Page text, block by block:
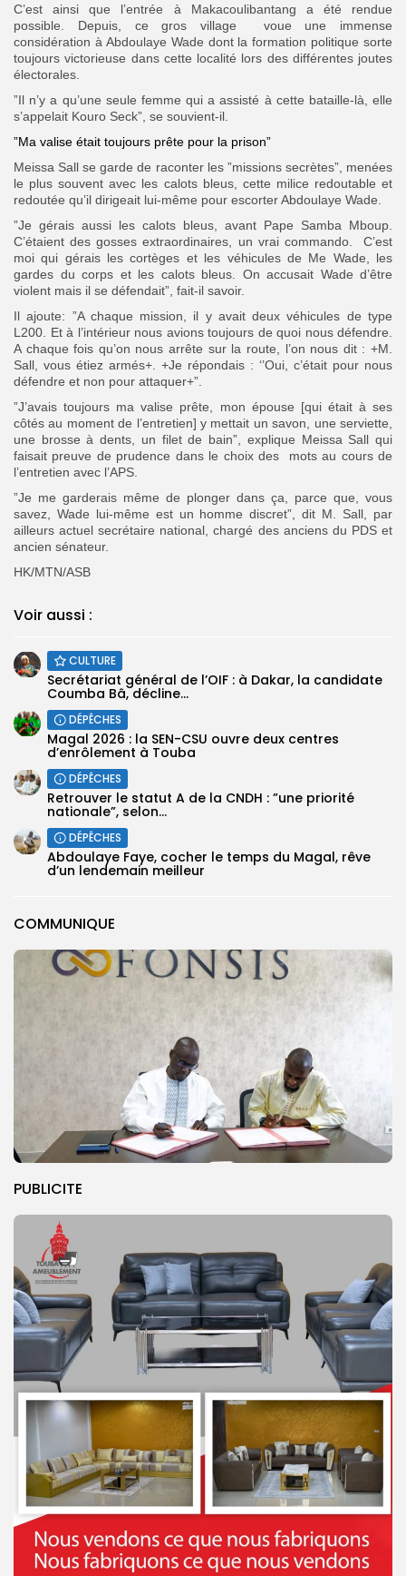
COMMUNIQUE
PUBLICITE
C’est ainsi que l’entrée à Makacoulibantang a été rendue
possible. Depuis, ce gros village voue une immense
considération à Abdoulaye Wade dont la formation politique sorte
toujours victorieuse dans cette localité lors des différentes joutes
électorales.
”Il n’y a qu’une seule femme qui a assisté à cette bataille-là, elle
s’appelait Kouro Seck”, se souvient-il.
”Ma valise était toujours prête pour la prison”
Meissa Sall se garde de raconter les ”missions secrètes”, menées
le plus souvent avec les calots bleus, cette milice redoutable et
redoutée qu’il dirigeait lui-même pour escorter Abdoulaye Wade.
”Je gérais aussi les calots bleus, avant Pape Samba Mboup.
C’étaient des gosses extraordinaires, un vrai commando. C’est
moi qui gérais les cortèges et les véhicules de Me Wade, les
gardes du corps et les calots bleus. On accusait Wade d’être
violent mais il se défendait”, fait-il savoir.
Il ajoute: ”A chaque mission, il y avait deux véhicules de type
L200. Et à l’intérieur nous avions toujours de quoi nous défendre.
A chaque fois qu’on nous arrête sur la route, l’on nous dit : +M.
Sall, vous étiez armés+. +Je répondais : ‘’Oui, c’était pour nous
défendre et non pour attaquer+”.
”J’avais toujours ma valise prête, mon épouse [qui était à ses
côtés au moment de l’entretien] y mettait un savon, une serviette,
une brosse à dents, un filet de bain”, explique Meissa Sall qui
faisait preuve de prudence dans le choix des mots au cours de
l’entretien avec l’APS.
”Je me garderais même de plonger dans ça, parce que, vous
savez, Wade lui-même est un homme discret”, dit M. Sall, par
ailleurs actuel secrétaire national, chargé des anciens du PDS et
ancien sénateur.
HK/MTN/ASB
Voir aussi :
CULTURE
Secrétariat général de l’OIF : à Dakar, la candidate
Coumba Bâ, décline...
DÉPÊCHES
Magal 2026 : la SEN-CSU ouvre deux centres
d’enrôlement à Touba
DÉPÊCHES
Retrouver le statut A de la CNDH : ”une priorité
nationale”, selon...
DÉPÊCHES
Abdoulaye Faye, cocher le temps du Magal, rêve
d’un lendemain meilleur